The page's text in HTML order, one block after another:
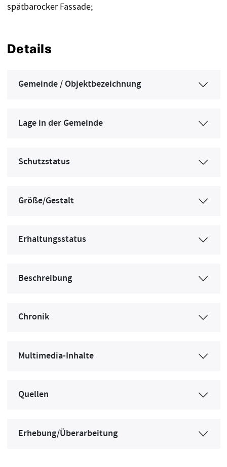
spätbarocker Fassade;
Details
Gemeinde / Objektbezeichnung
Lage in der Gemeinde
Schutzstatus
Größe/Gestalt
Erhaltungsstatus
Beschreibung
Chronik
Multimedia-Inhalte
Quellen
Erhebung/Überarbeitung